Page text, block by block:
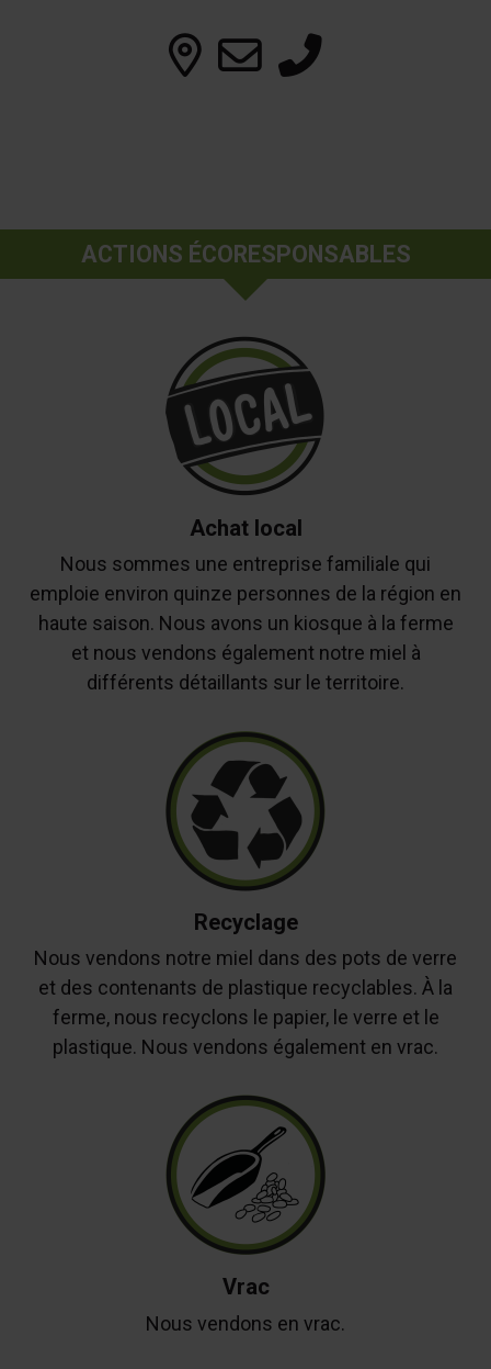
ACTIONS ÉCORESPONSABLES
Achat local
Nous sommes une entreprise familiale qui
emploie environ quinze personnes de la région en
haute saison. Nous avons un kiosque à la ferme
et nous vendons également notre miel à
différents détaillants sur le territoire.
Recyclage
Nous vendons notre miel dans des pots de verre
et des contenants de plastique recyclables. À la
ferme, nous recyclons le papier, le verre et le
plastique. Nous vendons également en vrac.
Vrac
Nous vendons en vrac.